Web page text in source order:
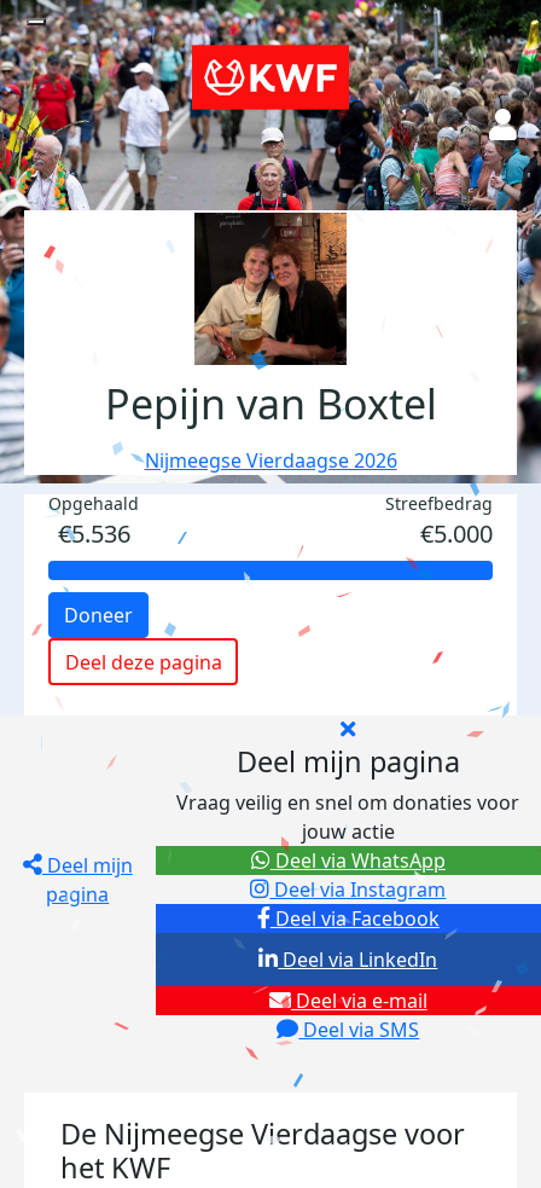
Pepijn van Boxtel
Nijmeegse Vierdaagse 2026
Opgehaald
€5.536
Streefbedrag
€5.000
Doneer
Deel deze pagina
Deel mijn
pagina
Deel mijn pagina
Vraag veilig en snel om donaties voor
jouw actie
Deel via Facebook
Deel via Instagram
Deel via e-mail
Deel via SMS
Deel via LinkedIn
Deel via WhatsApp
De Nijmeegse Vierdaagse voor
het KWF